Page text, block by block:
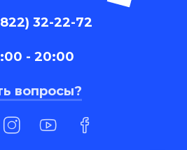
32-22-72
- 20:00
вопросы?